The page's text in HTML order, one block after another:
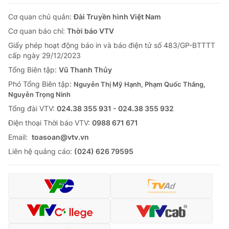
Cơ quan chủ quản:Đài Truyền hình Việt Nam
Cơ quan báo chí: Thời báo VTV
Giấy phép hoạt động báo in và báo điện tử số 483/GP-BTTTT
cấp ngày 29/12/2023
Tổng Biên tập: Vũ Thanh Thủy
Phó Tổng Biên tập: Nguyễn Thị Mỹ Hạnh, Phạm Quốc Thắng,
Nguyễn Trọng Ninh
Tổng đài VTV: 024.38 355 931 - 024.38 355 932
Ðiện thoại Thời báo VTV: 0988 671 671
Email: toasoan@vtv.vn
Liên hệ quảng cáo: (024) 626 79595